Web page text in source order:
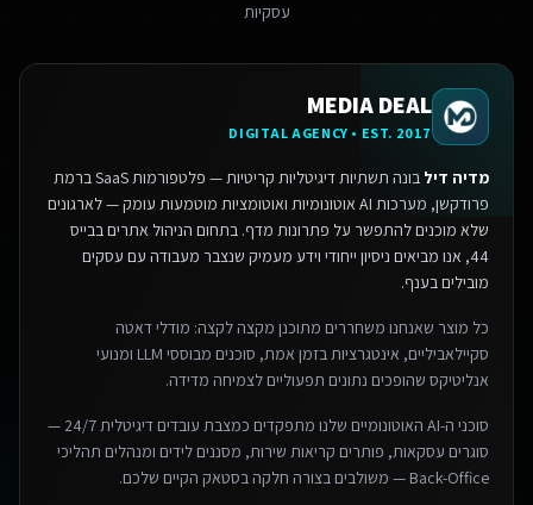
עסקיות
MEDIA DEAL
DIGITAL AGENCY • EST. 2017
מדיה דיל
בונה תשתיות דיגיטליות קריטיות — פלטפורמות SaaS ברמת
פרודקשן, מערכות AI אוטונומיות ואוטומציות מוטמעות עומק — לארגונים
שלא מוכנים להתפשר על פתרונות מדף. בתחום הניהול אתרים בבייס
44, אנו מביאים ניסיון ייחודי וידע מעמיק שנצבר מעבודה עם עסקים
מובילים בענף.
כל מוצר שאנחנו משחררים מתוכנן מקצה לקצה: מודלי דאטה
סקיילאביליים, אינטגרציות בזמן אמת, סוכנים מבוססי LLM ומנועי
אנליטיקס שהופכים נתונים תפעוליים לצמיחה מדידה.
סוכני ה-AI האוטונומיים שלנו מתפקדים כמצבת עובדים דיגיטלית 24/7 —
סוגרים עסקאות, פותרים קריאות שירות, מסננים לידים ומנהלים תהליכי
Back-Office — משולבים בצורה חלקה בסטאק הקיים שלכם.